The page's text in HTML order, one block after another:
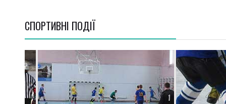
СПОРТИВНI ПОДІЇ